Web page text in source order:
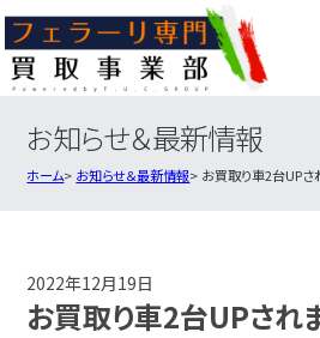
3ステップのカンタン査定
フェラーリ買取実績
お知らせ＆最新情報
ホーム お知らせ＆最新情報 お買取り車2台UPさ
2022年12月19日
お買取り車2台UPされ